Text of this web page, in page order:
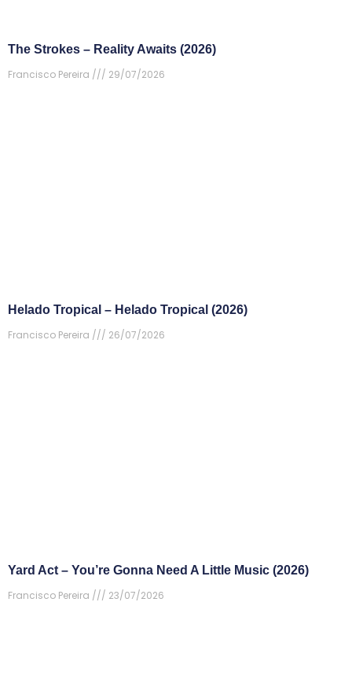
The Strokes – Reality Awaits (2026)
Francisco Pereira
29/07/2026
Helado Tropical – Helado Tropical (2026)
Francisco Pereira
26/07/2026
Yard Act – You’re Gonna Need A Little Music (2026)
Francisco Pereira
23/07/2026